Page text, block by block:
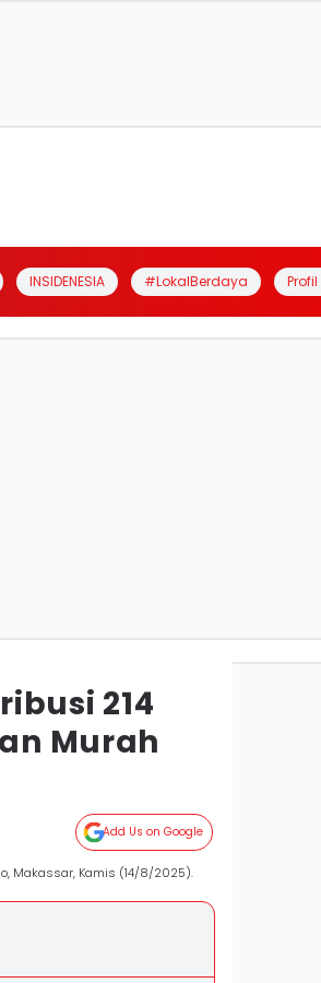
INSIDENESIA #LokalBerdaya
214
Murah
Add Us on Google
Makassar, Kamis (14/8/2025).